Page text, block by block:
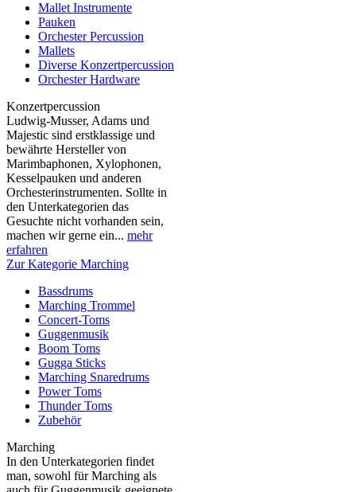
Mallet Instrumente
Pauken
Orchester Percussion
Mallets
Diverse Konzertpercussion
Orchester Hardware
Konzertpercussion
Ludwig-Musser, Adams und
Majestic sind erstklassige und
bewährte Hersteller von
Marimbaphonen, Xylophonen,
Kesselpauken und anderen
Orchesterinstrumenten. Sollte in
den Unterkategorien das
Gesuchte nicht vorhanden sein,
machen wir gerne ein... mehr
erfahren
Zur Kategorie Marching
Bassdrums
Marching Trommel
Concert-Toms
Guggenmusik
Boom Toms
Gugga Sticks
Marching Snaredrums
Power Toms
Thunder Toms
Zubehör
Marching
In den Unterkategorien findet
man, sowohl für Marching als